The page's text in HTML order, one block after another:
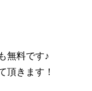
無料です♪
頂きます！